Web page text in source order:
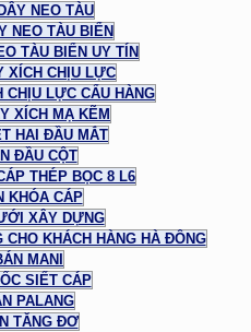
NEO TÀU
NEO TÀU BIỂN
TÀU BIỂN UY TÍN
XÍCH CHỊU LỰC
CHỊU LỰC CẨU HÀNG
XÍCH MẠ KẼM
HAI ĐẦU MẮT
ĐẦU CỘT
THÉP BỌC 8 L6
KHÓA CÁP
XÂY DỰNG
KHÁCH HÀNG HÀ ĐÔNG
MANI
SIẾT CÁP
PALANG
TĂNG ĐƠ